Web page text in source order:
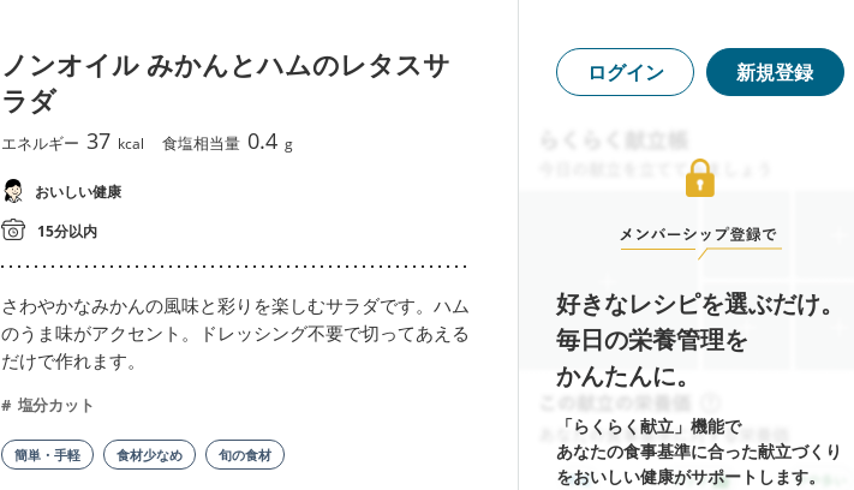
ノンオイル みかんとハムのレタスサ
ラダ
エネルギー 37 kcal 食塩相当量 0.4 g
おいしい健康
15分以内
さわやかなみかんの風味と彩りを楽しむサラダです。ハム
のうま味がアクセント。ドレッシング不要で切ってあえる
だけで作れます。
塩分カット
簡単・手軽 食材少なめ 旬の食材
ログイン 新規登録
好きなレシピを選ぶだけ。
毎日の栄養管理を
かんたんに。
「らくらく献立」機能で
あなたの食事基準に合った献立づくり
をおいしい健康がサポートします。